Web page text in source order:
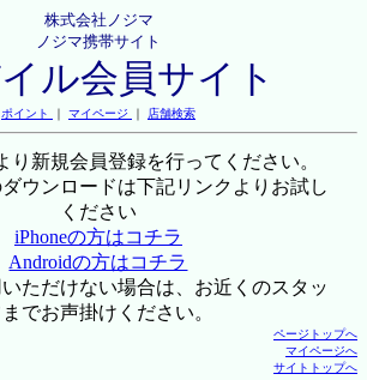
株式会社ノジマ
ノジマ携帯サイト
ル会員サイト
ポイント ｜ マイページ ｜ 店舗検索
り新規会員登録を行ってください。
ウンロードは下記リンクよりお試し
ください
iPhoneの方はコチラ
Androidの方はコチラ
ただけない場合は、お近くのスタッ
でお声掛けください。
ページトップへ
マイページへ
サイトトップへ